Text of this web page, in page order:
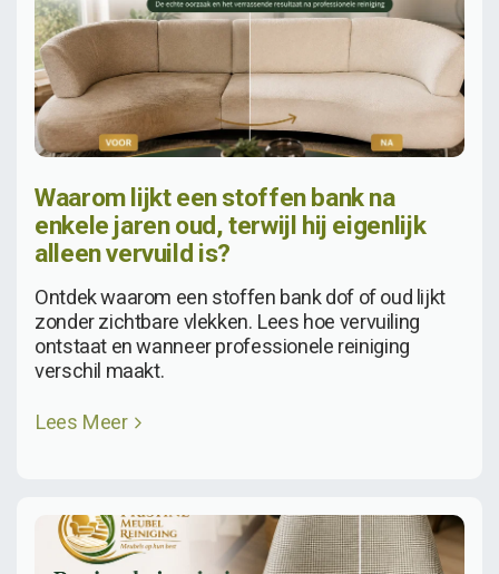
Waarom lijkt een stoffen bank na
enkele jaren oud, terwijl hij eigenlijk
alleen vervuild is?
Ontdek waarom een stoffen bank dof of oud lijkt
zonder zichtbare vlekken. Lees hoe vervuiling
ontstaat en wanneer professionele reiniging
verschil maakt.
Lees Meer